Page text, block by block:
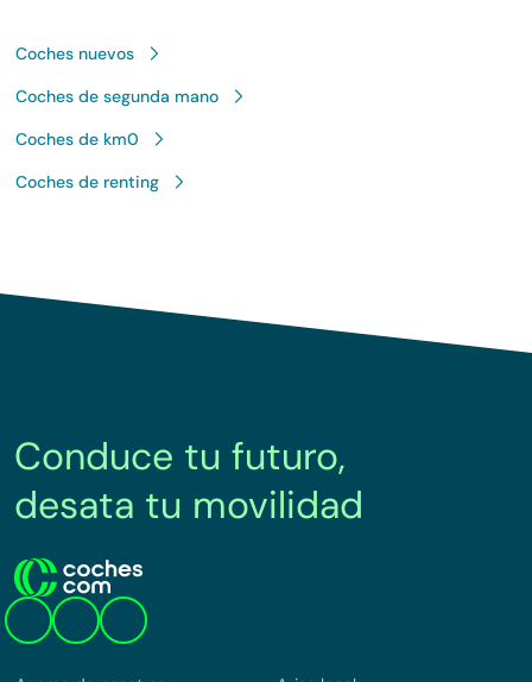
Coches nuevos
Coches de segunda mano
Coches de km0
Coches de renting
Conduce tu futuro,
desata tu movilidad